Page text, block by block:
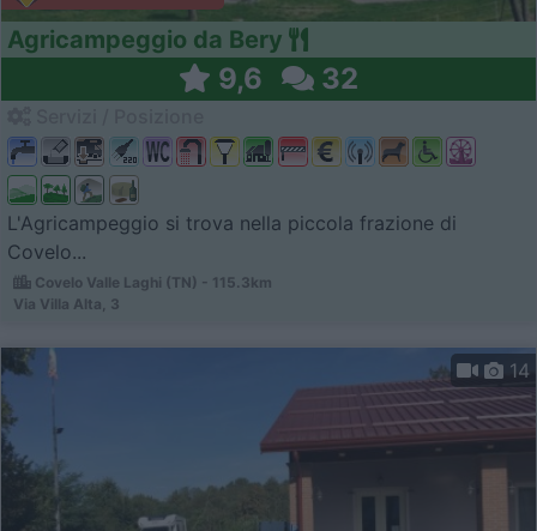
Agricampeggio da Bery
9,6 32
L'Agricampeggio si trova nella piccola frazione di
Covelo...
Covelo Valle Laghi (TN) - 115.3km
Via Villa Alta, 3
14